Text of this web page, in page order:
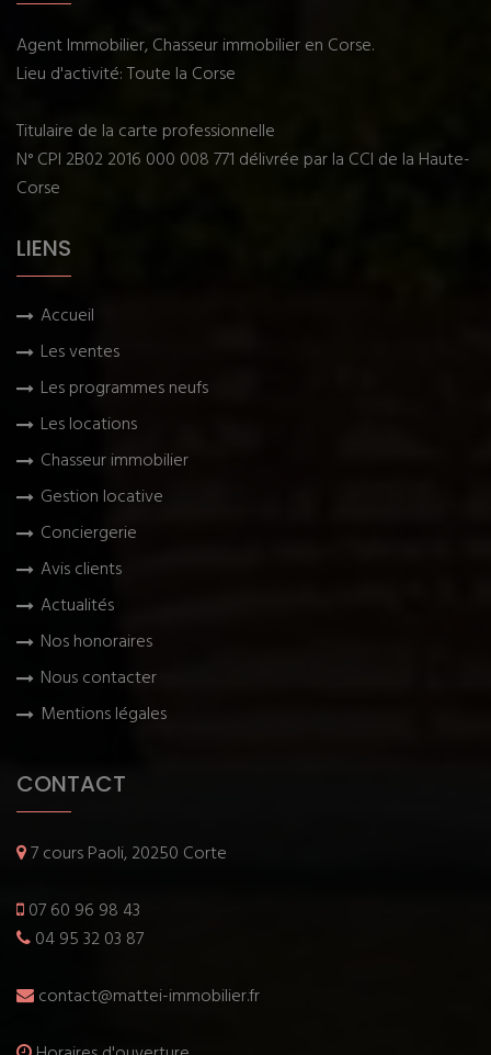
Agent Immobilier, Chasseur immobilier en Corse.
Lieu d'activité: Toute la Corse
Titulaire de la carte professionnelle
N° CPI 2B02 2016 000 008 771 délivrée par la CCI de la Haute-
Corse
LIENS
Accueil
Les ventes
Les programmes neufs
Les locations
Chasseur immobilier
Gestion locative
Conciergerie
Avis clients
Actualités
Nos honoraires
Nous contacter
Mentions légales
CONTACT
7 cours Paoli, 20250 Corte
07 60 96 98 43
04 95 32 03 87
contact@mattei-immobilier.fr